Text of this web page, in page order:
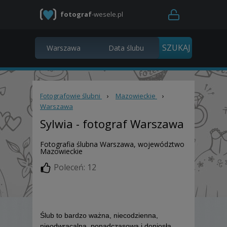
fotograf-wesele.pl
Fotografowie ślubni › Mazowieckie
›
Warszawa
Sylwia - fotograf Warszawa
Fotografia ślubna Warszawa, województwo
Mazowieckie
Poleceń: 12
Ślub to bardzo ważna, niecodzienna,